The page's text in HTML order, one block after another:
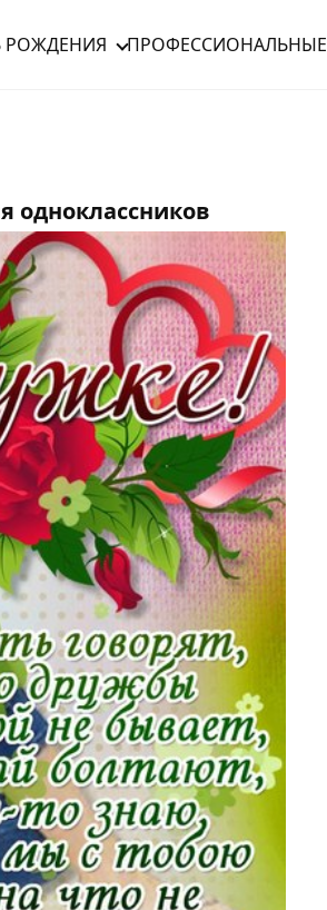
РОЖДЕНИЯ ПРОФЕССИОНАЛЬНЫЕ
одноклассников